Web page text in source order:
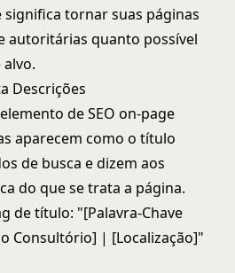
significa tornar suas páginas
autoritárias quanto possível
Descrições
de SEO on-page
aparecem como o título
de busca e dizem aos
do que se trata a página.
de título: "[Palavra-Chave
Consultório] | [Localização]"